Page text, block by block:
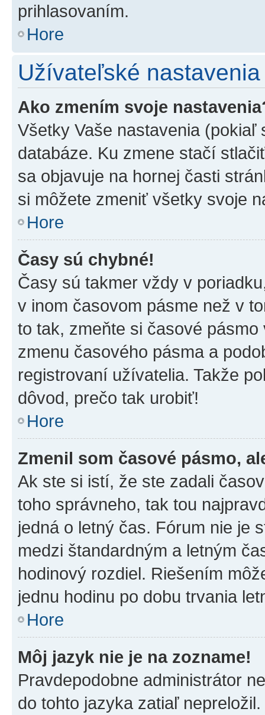
prihlasovaním.
Hore
Užívateľské nastavenia
Ako zmením svoje
Všetky Vaše nastavenia
databáze. Ku zmene stačí
sa objavuje na hornej časti
si môžete zmeniť všetky svoje
Hore
Časy sú chybné!
Časy sú takmer vždy v
v inom časovom pásme než v
to tak, zmeňte si časové
zmenu časového pásma a
registrovaní užívatelia. Takže
dôvod, prečo tak urobiť!
Hore
Zmenil som časové pásmo,
Ak ste si istí, že ste zadali
toho správneho, tak tou
jedná o letný čas. Fórum nie je
medzi štandardným a letným
hodinový rozdiel. Riešením
jednu hodinu po dobu trvania
Hore
Môj jazyk nie je na zozname!
Pravdepodobne administrátor
do tohto jazyka zatiaľ